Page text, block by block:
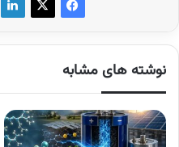
نوشته های مشابه